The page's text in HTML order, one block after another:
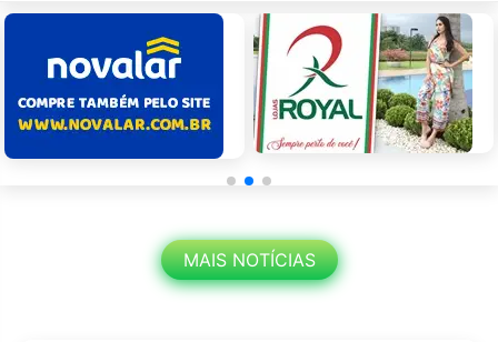
MAIS NOTÍCIAS